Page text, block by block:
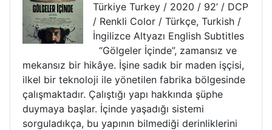
Türkiye Turkey / 2020 / 92’ / DCP
/ Renkli Color / Türkçe, Turkish /
İngilizce Altyazı English Subtitles
“Gölgeler İçinde”, zamansız ve
mekansız bir hikâye. İşine sadık bir maden işçisi,
ilkel bir teknoloji ile yönetilen fabrika bölgesinde
çalışmaktadır. Çalıştığı yapı hakkında şüphe
duymaya başlar. İçinde yaşadığı sistemi
sorguladıkça, bu yapının bilmediği derinliklerini